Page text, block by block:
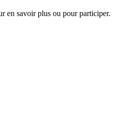
en savoir plus ou pour participer.